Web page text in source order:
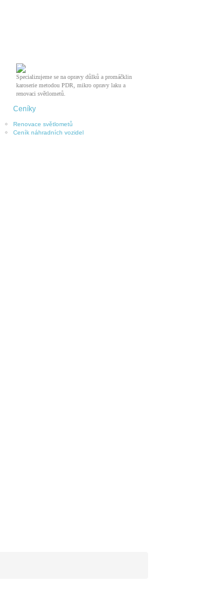
Specializujeme se na opravy důlků a promáčklin
karoserie metodou PDR, mikro opravy laku a
renovaci světlometů.
Ceníky
Renovace světlometů
Ceník náhradních vozidel